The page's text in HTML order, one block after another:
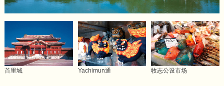
首里城 Yachimun通 牧志公设市场